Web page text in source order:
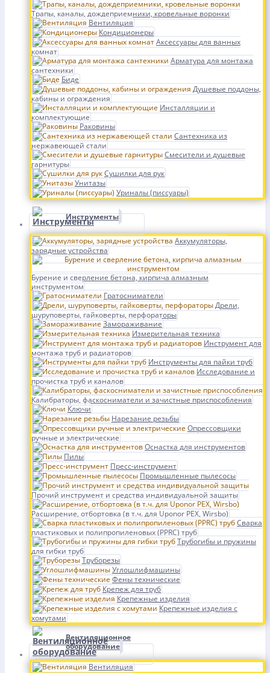
Трапы, каналы, дождеприемники, кровельные воронки
Вентиляция
Кондиционеры
Аксессуары для ванных
комнат
Арматура для монтажа
сантехники
Биде
Душевые поддоны,
кабины и ограждения
Инсталляции и
комплектующие
Раковины
Сантехника из
нержавеющей стали
Смесители и душевые
гарнитуры
Сушилки для рук
Унитазы
Уриналы (писсуары)
Инструменты
Аккумуляторы,
зарядные устройства
Бурение и сверление бетона, кирпича алмазным
инструментом
Гратосниматели
Дрели,
шуруповерты, гайковерты, перфораторы
Замораживание
Измерительная техника
Инструмент для
монтажа труб и радиаторов
Инструменты для пайки труб
Исследование и
прочистка труб и каналов
Калибраторы, фаскосниматели и зачистные приспособления
Ключи
Нарезание резьбы
Опрессовщики
ручные и электрические
Оснастка для инструментов
Пилы
Пресс-инструмент
Промышленные пылесосы
Прочий инструмент и средства индивидуальной защиты
Расширение, отбортовка (в т.ч. для Uponor PEX, Wirsbo)
Сварка
пластиковых и полипропиленовых (PPRC) труб
Трубогибы и пружины
для гибки труб
Труборезы
Углошлифмашины
Фены технические
Крепеж для труб
Крепежные изделия
Крепежные изделия с
хомутами
Вентиляционное
оборудование
Вентиляция